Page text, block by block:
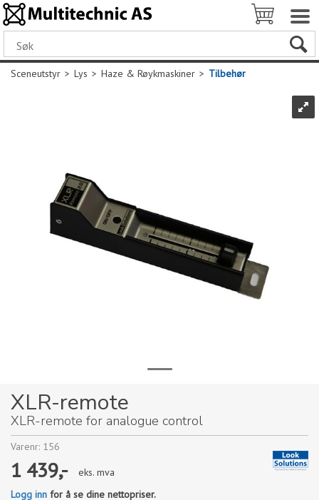
Sceneutstyr>Lys>Haze & Røykmaskiner>Tilbehør
XLR-remote
XLR-remote for analogue control
Varenr: 156
1 439,-
eks. mva
Logg inn for å se dine nettopriser.